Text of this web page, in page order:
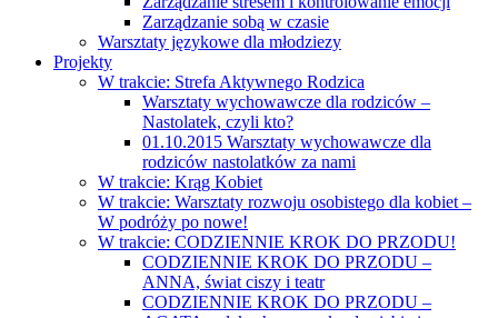
Zarządzanie sobą w czasie
Warsztaty językowe dla młodziezy
Projekty
W trakcie: Strefa Aktywnego Rodzica
Warsztaty wychowawcze dla rodziców –
Nastolatek, czyli kto?
01.10.2015 Warsztaty wychowawcze dla
rodziców nastolatków za nami
W trakcie: Krąg Kobiet
W trakcie: Warsztaty rozwoju osobistego dla kobiet –
W podróży po nowe!
W trakcie: CODZIENNIE KROK DO PRZODU!
CODZIENNIE KROK DO PRZODU –
ANNA, świat ciszy i teatr
CODZIENNIE KROK DO PRZODU –